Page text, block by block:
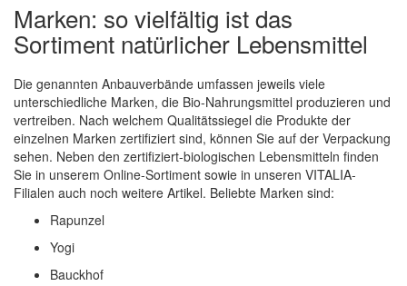
Marken: so vielfältig ist das
Sortiment natürlicher Lebensmittel
Die genannten Anbauverbände umfassen jeweils viele
unterschiedliche Marken, die Bio-Nahrungsmittel produzieren und
vertreiben. Nach welchem Qualitätssiegel die Produkte der
einzelnen Marken zertifiziert sind, können Sie auf der Verpackung
sehen. Neben den zertifiziert-biologischen Lebensmitteln finden
Sie in unserem Online-Sortiment sowie in unseren VITALIA-
Filialen auch noch weitere Artikel. Beliebte Marken sind:
Rapunzel
Yogi
Bauckhof